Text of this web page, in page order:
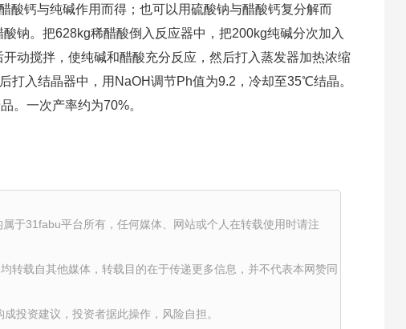
酸钙与纯碱作用而得；也可以用硫酸钠与醋酸钙复分解而
钠。把628kg稀醋酸倒入反应器中，把200kg纯碱分次加入
动搅拌，使纯碱和醋酸充分反应，然后打入蒸发器加热浓缩
打入结晶器中，用NaOH调节Ph值为9.2，冷却至35℃结晶。
。一次产率约为70%。
于31fabu平台所有，任何媒体、网站或个人在转载使用时请注
转载自其他媒体，转载目的在于传递更多信息，并不代表本网赞同
投资建议，投资者据此操作，风险自担。